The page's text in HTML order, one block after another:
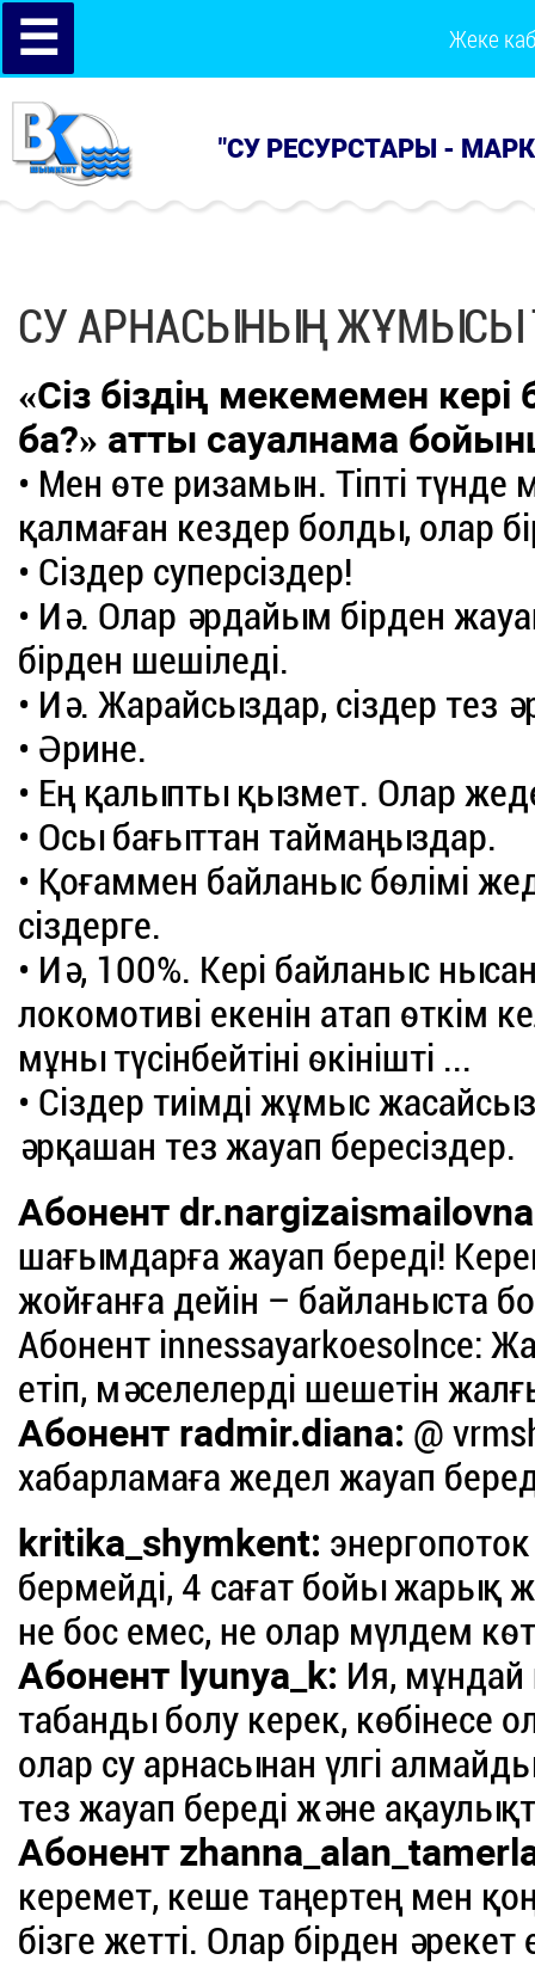
☰ Жеке
"СУ РЕСУРСТАРЫ -
СУ АРНАСЫНЫҢ ЖҰМЫСЫ
«Сіз біздің мекемемен
ба?» атты сауалнама
• Мен өте ризамын. Тіпті
қалмаған кездер болды, олар
• Сіздер суперсіздер!
• Иә. Олар әрдайым бірден
бірден шешіледі.
• Иә. Жарайсыздар, сіздер тез
• Әрине.
• Ең қалыпты қызмет. Олар
• Осы бағыттан таймаңыздар.
• Қоғаммен байланыс бөлімі
сіздерге.
• Иә, 100%. Кері байланыс
локомотиві екенін атап өткім
мұны түсінбейтіні өкінішті ...
• Сіздер тиімді жұмыс
әрқашан тез жауап бересіздер.
Абонент
шағымдарға жауап береді!
жойғанға дейін – байланыста
Абонент innessayarkoesolnce:
етіп, мәселелерді шешетін
Абонент radmir.diana: @
хабарламаға жедел жауап
kritika_shymkent:
бермейді, 4 сағат бойы жарық
не бос емес, не олар мүлдем
Абонент lyunya_k: Ия, мұндай
табанды болу керек, көбінесе
олар су арнасынан үлгі
тез жауап береді және
Абонент
керемет, кеше таңертең мен
бізге жетті. Олар бірден әрекет